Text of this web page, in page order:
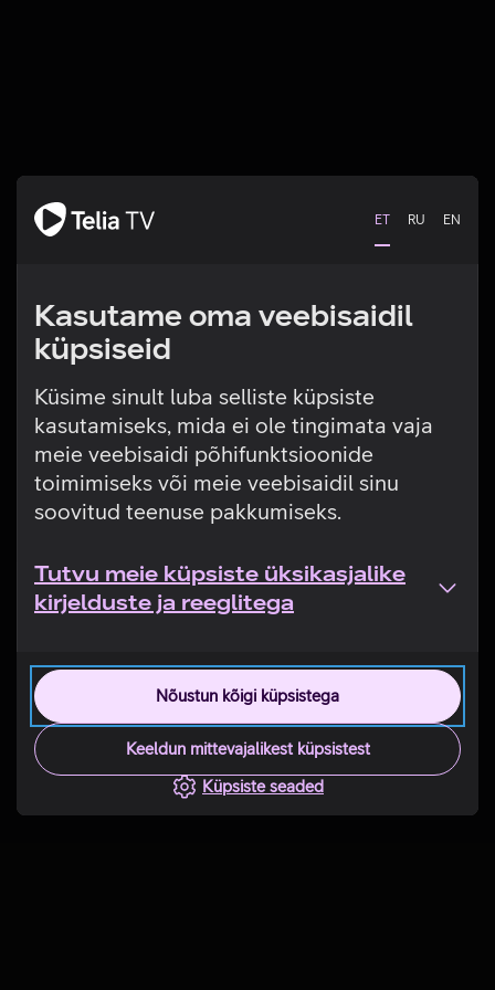
ET RU EN
Kasutame oma veebisaidil
küpsiseid
Küsime sinult luba selliste küpsiste
kasutamiseks, mida ei ole tingimata vaja
meie veebisaidi põhifunktsioonide
toimimiseks või meie veebisaidil sinu
soovitud teenuse pakkumiseks.
Tutvu meie küpsiste üksikasjalike
kirjelduste ja reeglitega
Nõustun kõigi küpsistega
Keeldun mittevajalikest küpsistest
Küpsiste seaded
Tehniline viga